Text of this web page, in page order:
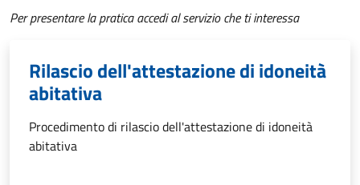
Per presentare la pratica accedi al servizio che ti interessa
Rilascio dell'attestazione di idoneità
abitativa
Procedimento di rilascio dell'attestazione di idoneità
abitativa